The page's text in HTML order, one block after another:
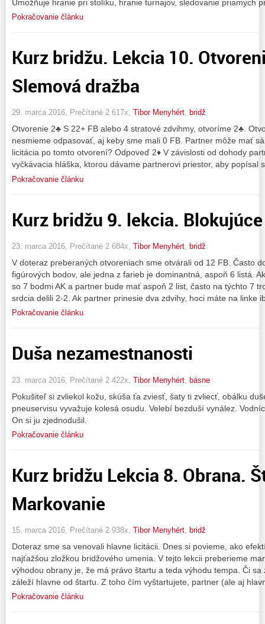
Umožňuje hranie pri stolíku, hranie turnajov, sledovanie priamych
Pokračovanie článku
Kurz bridžu. Lekcia 10.
Slemová dražba
29. marca 2016, Prečítané 2 617x, Tibor Menyhért, bridž
Otvorenie 2♣ S 22+ FB alebo 4 stratové zdvihmy, otvoríme 2♣.
nesmieme odpasovať, aj keby sme mali 0 FB. Partner môže mať
licitácia po tomto otvorení? Odpoveď 2♦ V závislosti od dohody
vyčkávacia hláška, ktorou dávame partnerovi priestor, aby popísal
Pokračovanie článku
Kurz bridžu 9. lekcia.
23. marca 2016, Prečítané 2 684x, Tibor Menyhért, bridž
V doteraz preberaných otvoreniach sme otvárali od 12 FB. Často
figúrových bodov, ale jedna z farieb je dominantná, aspoň 6 listá.
so 7 bodmi AK a partner bude mať aspoň 2 list, často na týchto 7
srdcia delili 2-2. Ak partner prinesie dva zdvihy, hoci máte na linke
Pokračovanie článku
Duša nezamestnanosti
23. marca 2016, Prečítané 2 422x, Tibor Menyhért básne
Pokušiteľ si zvliekol kožu, skúša ťa zviesť, šaty ti zvliecť, obálku
pneuservisu vyvažuje kolesá osudu. Velebí bezduší vynález.
On si ju zjednodušil.
Pokračovanie článku
Kurz bridžu Lekcia 8. Obrana.
Markovanie
15. marca 2016, Prečítané 2 938x, Tibor Menyhért, bridž
Doteraz sme sa venovali hlavne licitácii. Dnes si povieme, ako
najťažšou zložkou bridžového umenia. V tejto lekcii preberieme
výhodou obrany je, že má právo štartu a teda výhodu tempa. Či
záleží hlavne od štartu. Z toho čím vyštartujete, partner (ale aj
Pokračovanie článku